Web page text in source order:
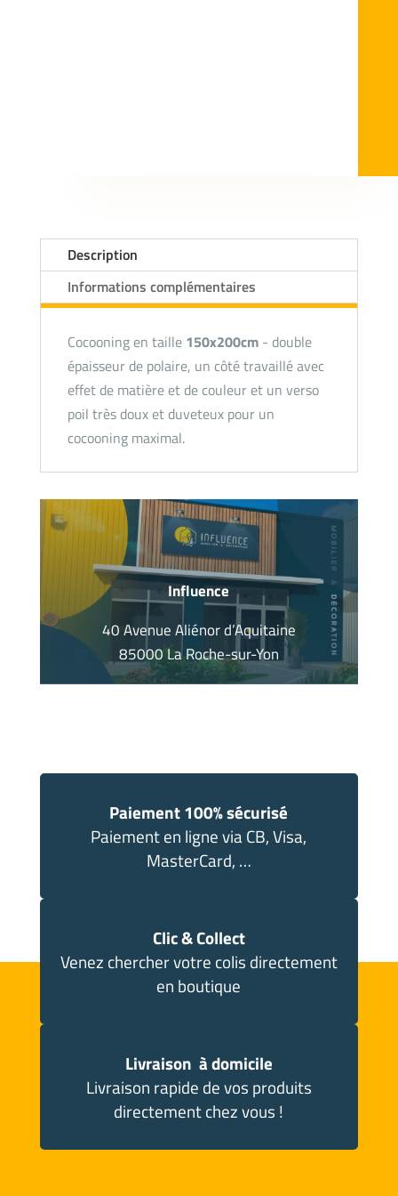
Description
Informations complémentaires
Cocooning en taille 150x200cm- double
épaisseur de polaire, un côté travaillé avec
effet de matière et de couleur et un verso
poil très doux et duveteux pour un
cocooning maximal.
Influence
40 Avenue Aliénor d’Aquitaine
85000 La Roche-sur-Yon
Paiement 100% sécurisé
Paiement en ligne via CB, Visa,
MasterCard, …
Clic & Collect
Venez chercher votre colis directement
en boutique
Livraison à domicile
Livraison rapide de vos produits
directement chez vous !